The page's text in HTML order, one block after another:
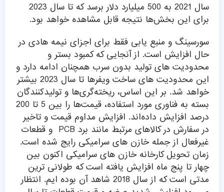
سال 2021 به 500 میلیارد دلار برسد که تا سال 2023
برای این بخش‌ها نتیجه قابل مشاهده خواهد بود.
سورسینگ و منبع یابی فقط برای اجزای نیمه هادی در
حال افزایش است. از آنجایی که کمبود بستر و
محدودیت های تولید بدون سرب همچنان ادامه دارد و
این محدودیت های ساخت ویفرها تا سال 2023 بیشتر
خواهد شد. بر این اساس، ریخته‌گری‌ها و تولیدکنندگان
بسته به فناوری مورد استفاده، قیمت‌ها را بین 5 تا 200
درصد افزایش داده‌اند. افزایش مداوم قیمت و تاخیر
در سفارش در کالاهای مرتبط مانند برد PCB و قطعات
غیرفعال از جمله خازن های سرامیکی رایج شده است.
زمان تحویل کارخانه خازن های سرامیکی اکنون بین
چهار تا پنج ماه افزایش یافته است که طولانی ترین
مدتی است که از سال 2018 شاهد آن بوده ایم. انتظار